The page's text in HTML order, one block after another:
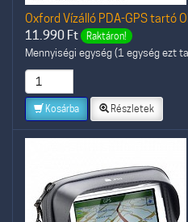
Oxford Vízálló PDA-GPS tartó
11.990 Ft Raktáron!
Mennyiségi egység (1 egység ezt
Kosárba Részletek